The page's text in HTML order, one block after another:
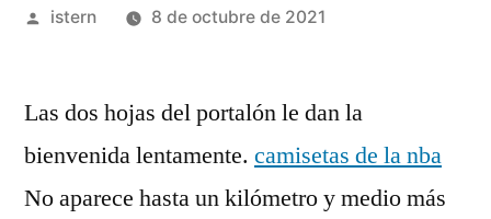
Publicado
istern 8 de octubre de 2021
Las dos hojas del portalón le dan la
bienvenida lentamente. camisetas de la nba
No aparece hasta un kilómetro y medio más